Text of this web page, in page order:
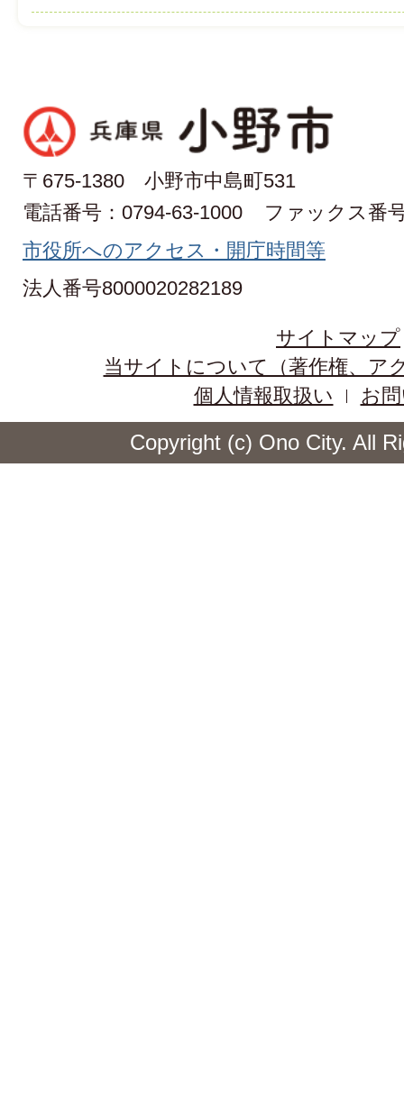
〒675-1380 小野市中島町531
電話番号：0794-63-1000
ファックス番
市役所へのアクセス・開庁時間等
法人番号8000020282189
サイトマップ
当サイトについて（著作権、ア
個人情報取扱い
お
Copyright (c) Ono City. All